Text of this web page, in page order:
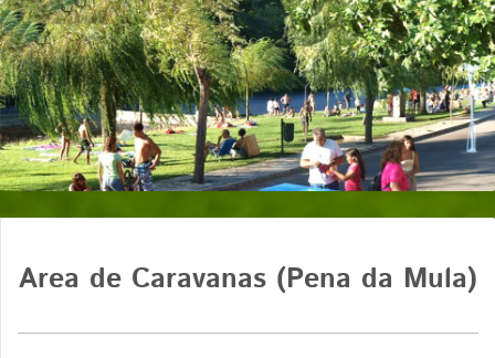
Area de Caravanas (Pena da Mula)